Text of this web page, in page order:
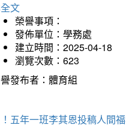
文
榮譽事項：
發佈單位：學務處
建立時間：2025-04-18
瀏覽次數：623
發布者：體育組
五年一班李其恩投稿人間